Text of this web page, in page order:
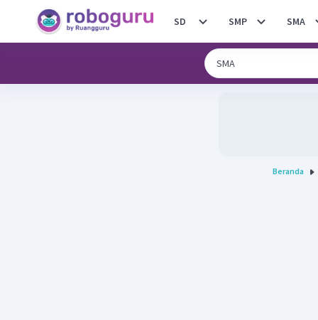
SD SMP SMA
Beranda